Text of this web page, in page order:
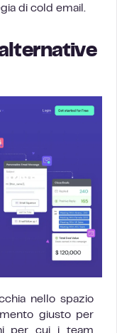
di cold email.
nello spazio
giusto per
per cui i team